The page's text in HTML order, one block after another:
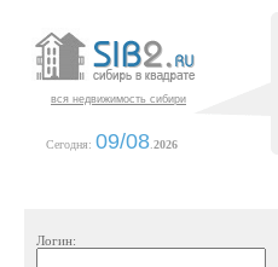
вся недвижимость сибири
Сегодня: 09/08 2026
Логин: